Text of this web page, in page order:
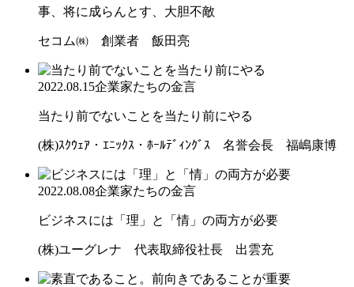
事、将に成らんとす、大胆不敵
セコム㈱ 創業者 飯田亮
2022.08.15企業家たちの金言
当たり前でないことを当たり前にやる
(株)ｽｸｳｪｱ・ｴﾆｯｸｽ・ﾎｰﾙﾃﾞｨﾝｸﾞｽ 名誉会長 福嶋康博
2022.08.08企業家たちの金言
ビジネスには「理」と「情」の両方が必要
(株)ユーグレナ 代表取締役社長 出雲充